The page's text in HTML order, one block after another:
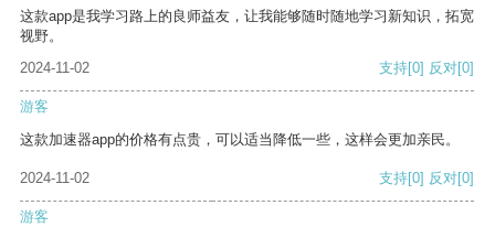
这款app是我学习路上的良师益友，让我能够随时随地学习新知识，拓宽
视野。
2024-11-02
支持[0] 反对[0]
游客
这款加速器app的价格有点贵，可以适当降低一些，这样会更加亲民。
2024-11-02 支持[0] 反对[0]
游客